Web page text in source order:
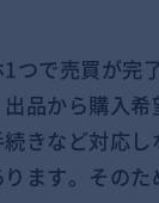
つで売買が完
品から購入希
きなど対応
ます。その